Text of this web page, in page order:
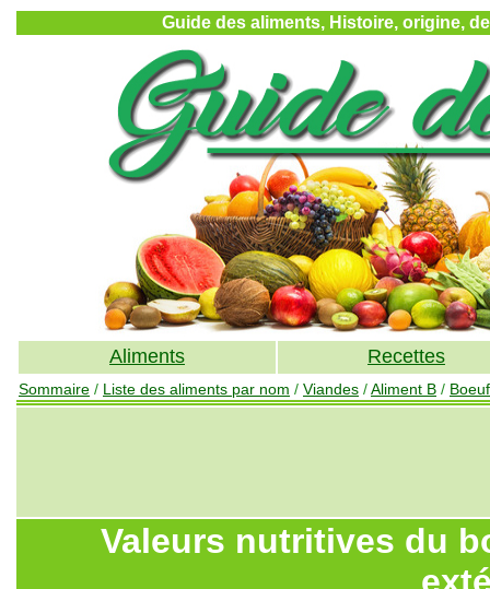
Guide des aliments, Histoire, origine,
Aliments Recettes
Sommaire / Liste des aliments par nom / Viandes /Aliment B / Boeuf
Valeurs nutritives du